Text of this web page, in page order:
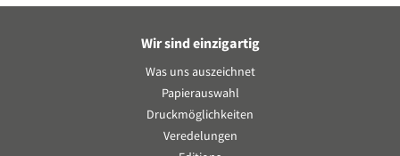
Wir sind einzigartig
Was uns auszeichnet
Papierauswahl
Druckmöglichkeiten
Veredelungen